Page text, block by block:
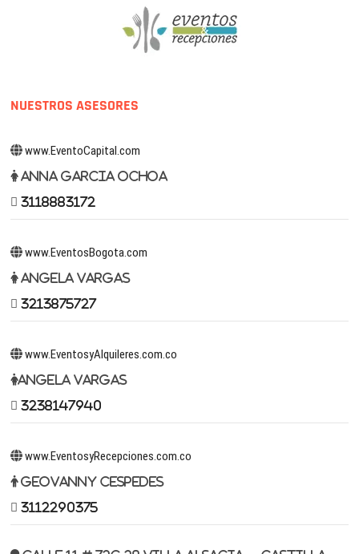
NUESTROS ASESORES
www.EventoCapital.com
Anna Garcia Ochoa
3118883172
www.EventosBogota.com
Angela Vargas
3213875727
www.EventosyAlquileres.com.co
Angela Vargas
3238147940
www.EventosyRecepciones.com.co
Geovanny Cespedes
3112290375